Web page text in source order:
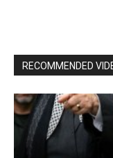
RECOMMENDED